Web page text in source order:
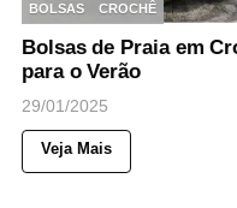
BOLSAS
CROCHÊ
Bolsas de Praia em
para o Verão
29/01/2025
Veja Mais